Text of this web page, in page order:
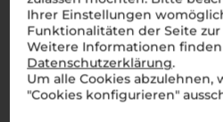
Ihrer Einstellungen
Funktionalitäten der Seite
Weitere Informationen
Datenschutzerklärung.
Um alle Cookies abzulehnen,
"Cookies konfigurieren"